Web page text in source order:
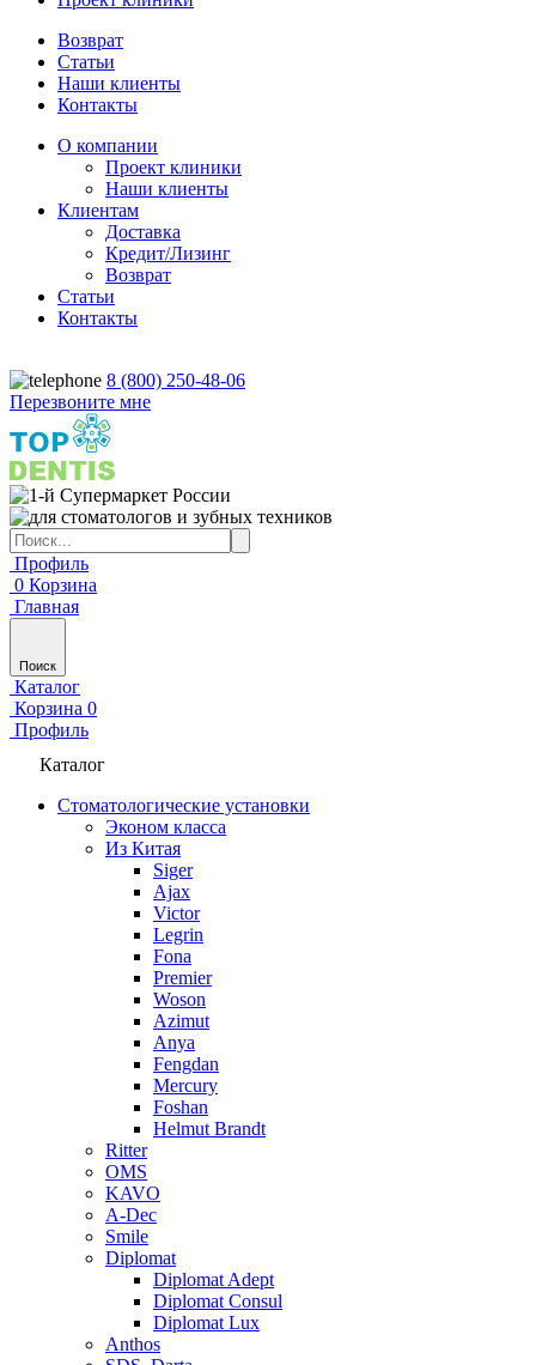
Возврат
Статьи
Наши клиенты
Контакты
О компании
Проект клиники
Наши клиенты
Клиентам
Доставка
Кредит/Лизинг
Возврат
Статьи
Контакты
8 (800) 250-48-06
Перезвоните мне
Профиль
0 Корзина
Главная
Поиск
Каталог
Корзина 0
Профиль
Каталог
Стоматологические установки
Эконом класса
Из Китая
Siger
Ajax
Victor
Legrin
Fona
Premier
Woson
Azimut
Anya
Fengdan
Mercury
Foshan
Helmut Brandt
Ritter
OMS
KAVO
A-Dec
Smile
Diplomat
Diplomat Adept
Diplomat Consul
Diplomat Lux
Anthos